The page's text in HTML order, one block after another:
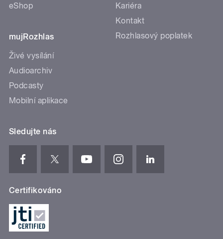
eShop
mujRozhlas
Živé vysílání
Audioarchiv
Podcasty
Mobilní aplikace
Kariéra
Kontakt
Rozhlasový poplatek
Sledujte nás
Certifikováno